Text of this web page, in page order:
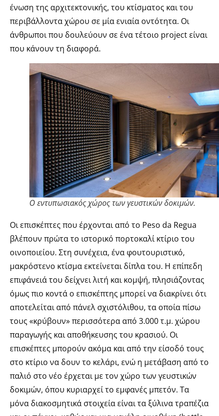
ένωση της αρχιτεκτονικής, του κτίσματος και του
περιβάλλοντα χώρου σε μία ενιαία οντότητα. Οι
άνθρωποι που δουλεύουν σε ένα τέτοιο project είναι
που κάνουν τη διαφορά.
Ο εντυπωσιακός χώρος των γευστικών δοκιμών.
Οι επισκέπτες που έρχονται από το Peso da Regua
βλέπουν πρώτα το ιστορικό πορτοκαλί κτίριο του
οινοποιείου. Στη συνέχεια, ένα φουτουριστικό,
μακρόστενο κτίσμα εκτείνεται δίπλα του. Η επίπεδη
επιφάνειά του δείχνει λιτή και κομψή, πλησιάζοντας
όμως πιο κοντά ο επισκέπτης μπορεί να διακρίνει ότι
αποτελείται από πάνελ σχιστόλιθου, τα οποία πίσω
τους «κρύβουν» περισσότερα από 3.000 τ.μ. χώρου
παραγωγής και αποθήκευσης του κρασιού. Οι
επισκέπτες μπορούν ακόμα και από την είσοδό τους
στο κτίριο να δουν το κελάρι, ενώ η μετάβαση από το
παλιό στο νέο έρχεται με τον χώρο των γευστικών
δοκιμών, όπου κυριαρχεί το εμφανές μπετόν. Τα
μόνα διακοσμητικά στοιχεία είναι τα ξύλινα τραπέζια